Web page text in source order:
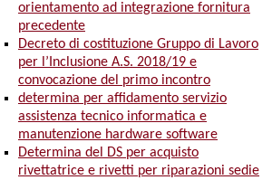
orientamento ad integrazione fornitura
precedente
Decreto di costituzione Gruppo di Lavoro
per l’Inclusione A.S. 2018/19 e
convocazione del primo incontro
determina per affidamento servizio
assistenza tecnico informatica e
manutenzione hardware software
Determina del DS per acquisto
rivettatrice e rivetti per riparazioni sedie